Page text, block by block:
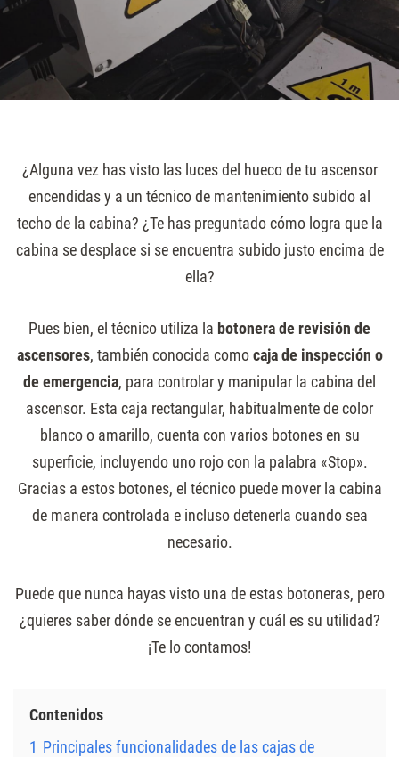
¿Alguna vez has visto las luces del hueco de tu ascensor
encendidas y a un técnico de mantenimiento subido al
techo de la cabina? ¿Te has preguntado cómo logra que la
cabina se desplace si se encuentra subido justo encima de
ella?
Pues bien, el técnico utiliza la botonera de revisión de
ascensores, también conocida comocaja de inspección o
de emergencia, para controlar y manipular la cabina del
ascensor. Esta caja rectangular, habitualmente de color
blanco o amarillo, cuenta con varios botones en su
superficie, incluyendo uno rojo con la palabra «Stop».
Gracias a estos botones, el técnico puede mover la cabina
de manera controlada e incluso detenerla cuando sea
necesario.
Puede que nunca hayas visto una de estas botoneras, pero
¿quieres saber dónde se encuentran y cuál es su utilidad?
¡Te lo contamos!
Contenidos
1 Principales funcionalidades de las cajas de